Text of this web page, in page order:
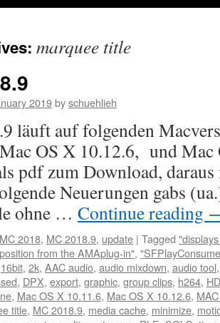
marquee title
2019byschuehlieh
läuft auf folgenden
OS X 10.12.6, und Mac
pdf zum Download,
Neuerungen gabs
ohne … Continue reading
MC 2018, MC 2018.9, update | Tagged
from the AMAplug-in",
16bit, 2k, AAC audio, audio mixdown, audio tool
, DPX, export, graphic, group clips, h264, HD
, Mac OS X 10.11.6, Mac OS X 10.12.6,
title, MC 2018.9, media cache, minimize,